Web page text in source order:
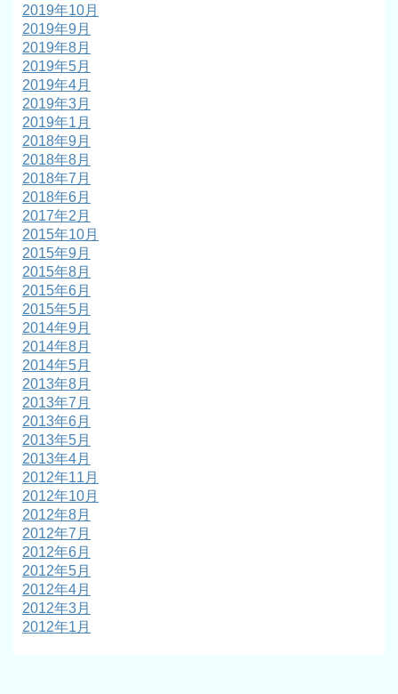
2019年10月
2019年9月
2019年8月
2019年5月
2019年4月
2019年3月
2019年1月
2018年9月
2018年8月
2018年7月
2018年6月
2017年2月
2015年10月
2015年9月
2015年8月
2015年6月
2015年5月
2014年9月
2014年8月
2014年5月
2013年8月
2013年7月
2013年6月
2013年5月
2013年4月
2012年11月
2012年10月
2012年8月
2012年7月
2012年6月
2012年5月
2012年4月
2012年3月
2012年1月